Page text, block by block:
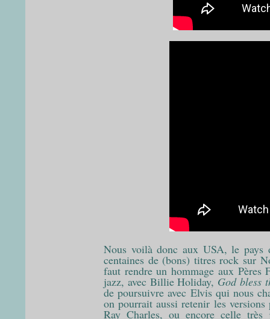
Nous voilà donc aux USA, le pays
centaines de (bons) titres rock sur
faut rendre un hommage aux Pères
jazz, avec Billie Holiday, God bless
de poursuivre avec Elvis qui nous
on pourrait aussi retenir les
Ray Charles, ou encore celle